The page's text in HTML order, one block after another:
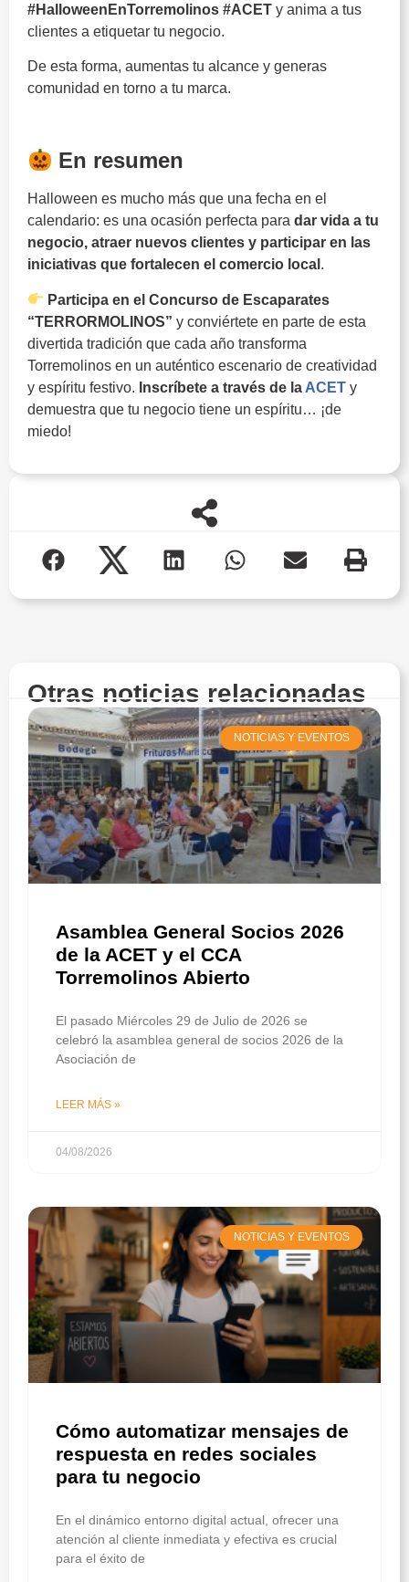
#HalloweenEnTorremolinos #ACET y anima a tus
clientes a etiquetar tu negocio.
De esta forma, aumentas tu alcance y generas
comunidad en torno a tu marca.
En resumen
Halloween es mucho más que una fecha en el
calendario: es una ocasión perfecta para dar vida a tu
negocio, atraer nuevos clientes y participar en las
iniciativas que fortalecen el comercio local .
Participa en el Concurso de Escaparates
“TERRORMOLINOS” y conviértete en parte de esta
divertida tradición que cada año transforma
Torremolinos en un auténtico escenario de creatividad
y espíritu festivo. Inscríbete a través de la ACET y
demuestra que tu negocio tiene un espíritu… ¡de
miedo!
Otras noticias relacionadas
NOTICIAS Y EVENTOS
Asamblea General Socios 2026
de la ACET y el CCA
Torremolinos Abierto
El pasado Miércoles 29 de Julio de 2026 se
celebró la asamblea general de socios 2026 de la
Asociación de
LEER MÁS »
04/08/2026
NOTICIAS Y EVENTOS
Cómo automatizar mensajes de
respuesta en redes sociales
para tu negocio
En el dinámico entorno digital actual, ofrecer una
atención al cliente inmediata y efectiva es crucial
para el éxito de